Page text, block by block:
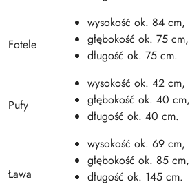
Fotele
wysokość ok. 84 cm,
głębokość ok. 75 cm,
długość ok. 75 cm.
Pufy
wysokość ok. 42 cm,
głębokość ok. 40 cm,
długość ok. 40 cm.
Ława
wysokość ok. 69 cm,
głębokość ok. 85 cm,
długość ok. 145 cm.